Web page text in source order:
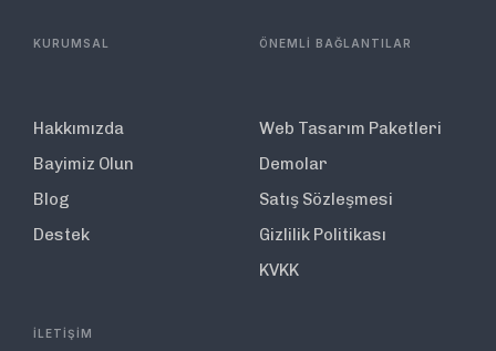
KURUMSAL
Hakkımızda
Bayimiz Olun
Blog
Destek
ÖNEMLİ BAĞLANTILAR
Web Tasarım Paketleri
Demolar
Satış Sözleşmesi
Gizlilik Politikası
KVKK
İLETİŞİM